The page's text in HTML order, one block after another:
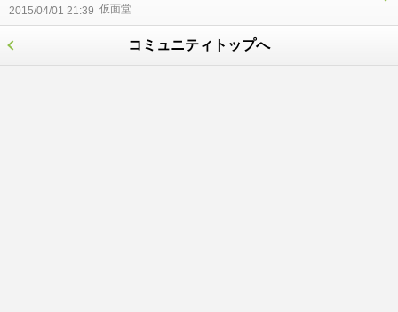
2015/04/01 21:39 仮面堂
コミュニティトップへ